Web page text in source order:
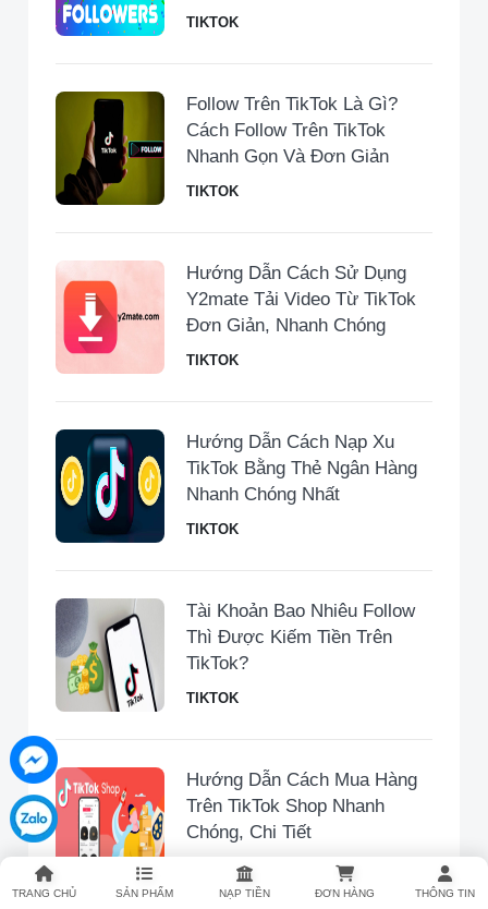
TRANG CHỦ SẢN PHẨM NẠP TIỀN ĐƠN HÀNG THÔNG TIN
TIKTOK
Follow Trên TikTok Là Gì?
Cách Follow Trên TikTok
Nhanh Gọn Và Đơn Giản
TIKTOK
Hướng Dẫn Cách Sử Dụng
Y2mate Tải Video Từ TikTok
Đơn Giản, Nhanh Chóng
TIKTOK
Hướng Dẫn Cách Nạp Xu
TikTok Bằng Thẻ Ngân Hàng
Nhanh Chóng Nhất
TIKTOK
Tài Khoản Bao Nhiêu Follow
Thì Được Kiếm Tiền Trên
TikTok?
TIKTOK
Hướng Dẫn Cách Mua Hàng
Trên TikTok Shop Nhanh
Chóng, Chi Tiết
TIKTOK